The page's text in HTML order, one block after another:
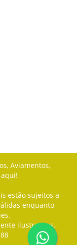
Aviamentos,
estão sujeitos a
enquanto
ilustrativas.